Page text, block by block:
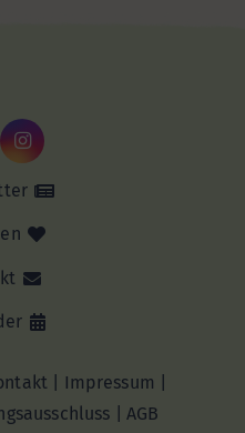
Impressum
|AGB